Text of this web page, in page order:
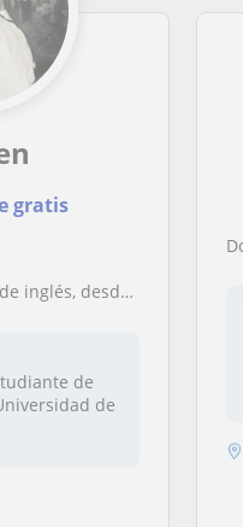
gratis
básico a nivel avanzado
de
de